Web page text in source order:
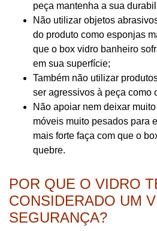
peça mantenha a sua
Não utilizar objetos
do produto como esponjas
que o box vidro banheiro
em sua superfície;
Também não utilizar
ser agressivos à peça como
Não apoiar nem deixar
móveis muito pesados para
mais forte faça com que o
quebre.
POR QUE O VIDRO
CONSIDERADO UM
SEGURANÇA?